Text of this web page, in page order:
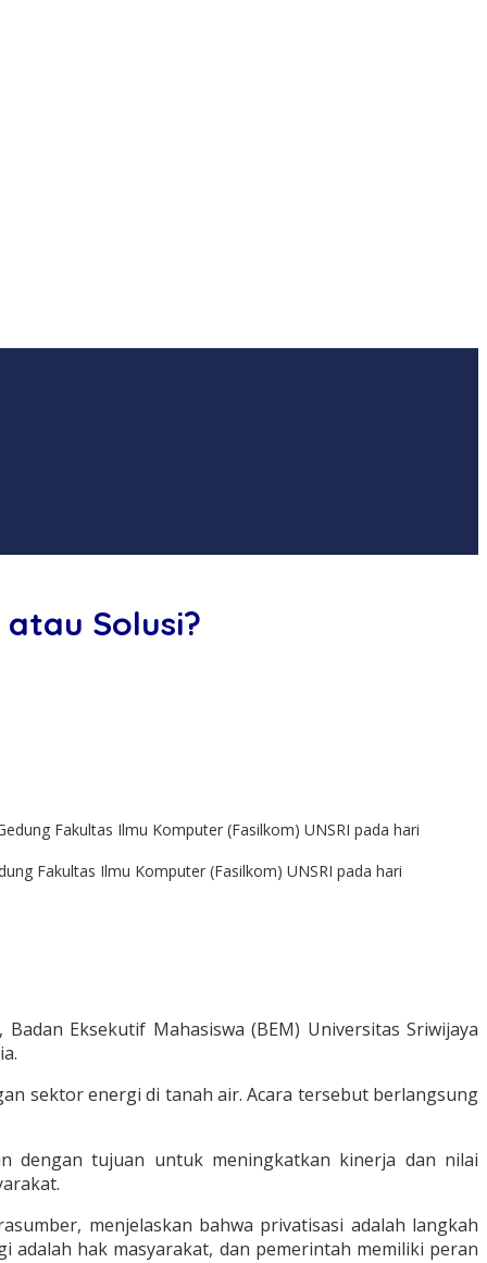
Solusi?
Fakultas Ilmu Komputer (Fasilkom) UNSRI pada hari
Eksekutif Mahasiswa (BEM) Universitas Sriwijaya
sektor energi di tanah air. Acara tersebut berlangsung
dengan tujuan untuk meningkatkan kinerja dan nilai
menjelaskan bahwa privatisasi adalah langkah
hak masyarakat, dan pemerintah memiliki peran